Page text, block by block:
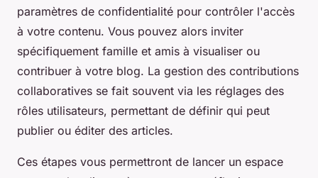
paramètres de confidentialité pour contrôler l'accès
à votre contenu. Vous pouvez alors inviter
spécifiquement famille et amis à visualiser ou
contribuer à votre blog. La gestion des contributions
collaboratives se fait souvent via les réglages des
rôles utilisateurs, permettant de définir qui peut
publier ou éditer des articles.
Ces étapes vous permettront de lancer un espace